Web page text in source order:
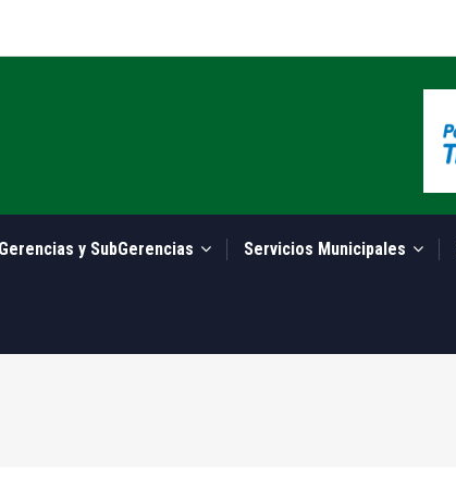
Gerencias y SubGerencias Servicios Municipales